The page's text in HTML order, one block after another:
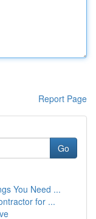
Report Page
Go
You Need ...
for ...